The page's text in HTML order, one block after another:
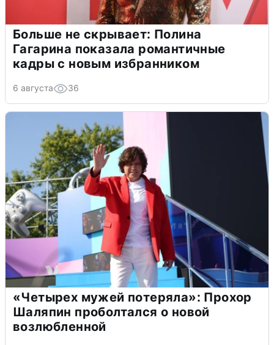
Больше не скрывает: Полина
Гагарина показала романтичные
кадры с новым избранником
6 августа 36
«Четырех мужей потеряла»: Прохор
Шаляпин проболтался о новой
возлюбленной